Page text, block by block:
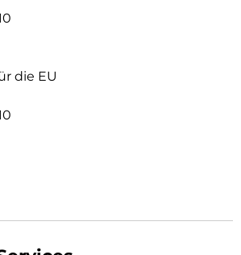
Frontklappe wird diese ebenfalls durch
Rückseite fixiert, somit ist ein
und Bedienen sichergestellt.
die EU